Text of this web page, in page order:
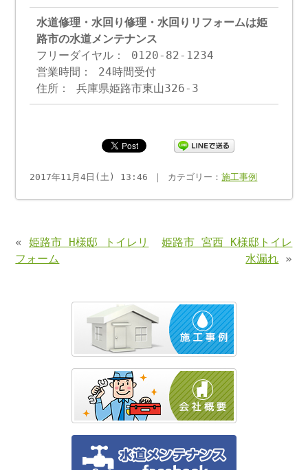
水道修理・水回り修理・水回りリフォームは姫
路市の水道メンテナンス
フリーダイヤル： 0120-82-1234
営業時間： 24時間受付
住所： 兵庫県姫路市東山326-3
2017年11月4日(土) 13:46 ｜ カテゴリー：施工事例
«姫路市 H様邸 トイレリ
フォーム
姫路市 宮西 K様邸トイレ
水漏れ »